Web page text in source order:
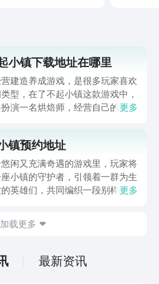
小镇下载地址在哪里
建造养成游戏，是很多玩家喜欢
型，在了不起小镇这款游戏中，
演一名烘焙师，经营自己的面包
卡可自由挑战，通过多种烹饪方
各种美味佳肴，接下来为大家推
下载链接。
更多
镇预约地址
闲又充满奇遇的游戏里，玩家将
小镇的守护者，引领着一群为生
英雄们，共同编织一段别样的冒
介绍一下这个游戏的内容以及预约
更多
加载更多
最新资讯